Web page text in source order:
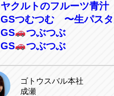
ヤクルトのフルーツ青
GSつむつむ 〜生パス
GS
つぶつぶ
GS
つぶつぶ
ゴトウスバル本社
成瀬